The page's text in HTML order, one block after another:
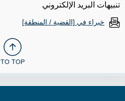
تنبيهات البريد الإلكتروني
خبراء في [القضية / المنطقة]
TO TOP